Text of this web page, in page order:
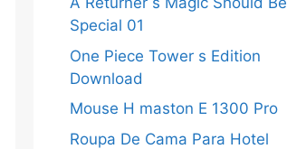
Special 01
One Piece Tower s Edition
Download
Mouse H maston E 1300 Pro
Roupa De Cama Para Hotel